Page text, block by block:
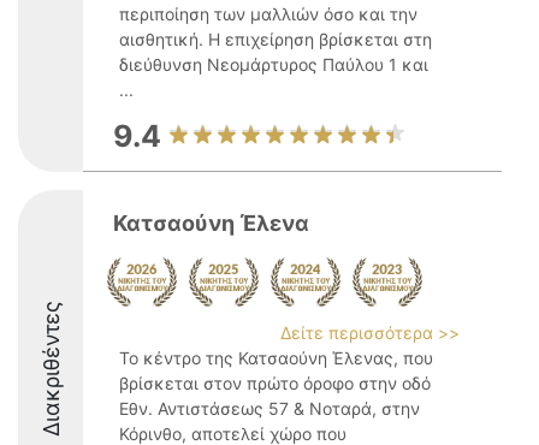
περιποίηση των μαλλιών όσο και την
αισθητική. Η επιχείρηση βρίσκεται στη
διεύθυνση Νεομάρτυρος Παύλου 1 και
...
9.4
Διακριθέντες
Κατσαούνη Έλενα
Δείτε περισσότερα >>
Το κέντρο της Κατσαούνη Έλενας, που
βρίσκεται στον πρώτο όροφο στην οδό
Εθν. Αντιστάσεως 57 & Νοταρά, στην
Κόρινθο, αποτελεί χώρο που